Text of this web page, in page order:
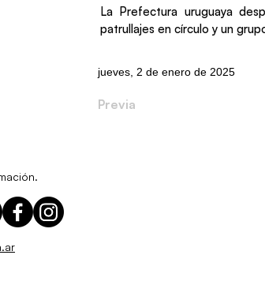
La Prefectura uruguaya
patrullajes en círculo y un
jueves, 2 de enero de 2025
Previa